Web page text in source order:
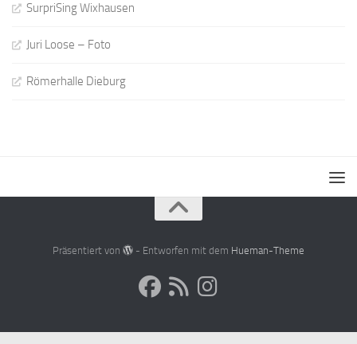
SurpriSing Wixhausen
Juri Loose – Foto
Römerhalle Dieburg
Präsentiert von - Entworfen mit dem Hueman-Theme